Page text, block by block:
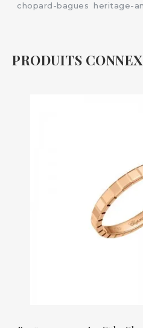
chopard-bagues heritage-
PRODUITS